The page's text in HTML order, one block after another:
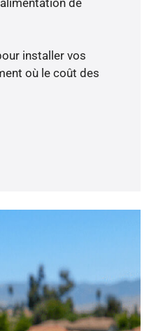
de
installer vos
où le coût des